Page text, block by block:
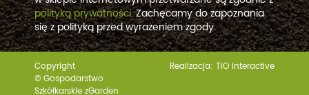
polityką prywatności. Zachęcamy do zapoznania
się z polityką przed wyrażeniem zgody.
Copyright
© Gospodarstwo
Szkółkarskie zGarden
Realizacja: TiO interactive